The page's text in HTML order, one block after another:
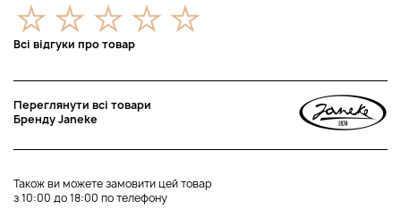
Всі відгуки про товар
Переглянути всі товари
Бренду Janeke
Також ви можете замовити цей товар
з 10:00 до 18:00 по телефону